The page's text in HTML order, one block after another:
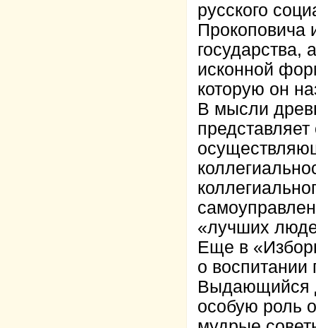
русского
Прокоповича
исконной
которую он
В мысли
«лучших
Еще в
о воспитании
Выдающийся
особую роль